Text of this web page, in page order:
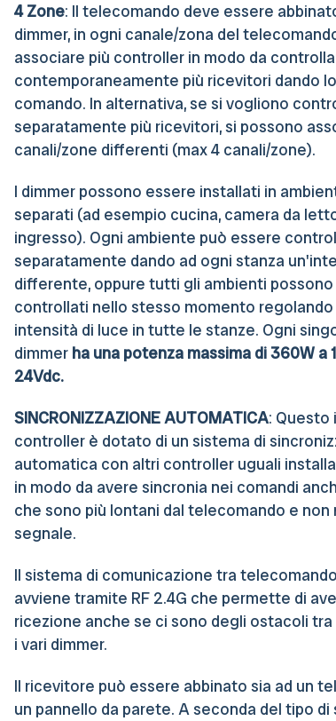
4 Zone: Il telecomando deve essere
dimmer, in ogni canale/zona del
associare più controller in modo da
contemporaneamente più ricevitori dando
comando. In alternativa, se si vogliono
separatamente più ricevitori, si possono
canali/zone differenti (max 4 canali/zone).
I dimmer possono essere installati in
separati (ad esempio cucina, camera da
ingresso). Ogni ambiente può essere
separatamente dando ad ogni stanza
differente, oppure tutti gli ambienti
controllati nello stesso momento regolando
intensità di luce in tutte le stanze. Ogni
dimmer ha una potenza massima di 360W a
24Vdc.
SINCRONIZZAZIONE AUTOMATICA: Questo
controller è dotato di un sistema di
automatica con altri controller uguali
in modo da avere sincronia nei comandi
che sono più lontani dal telecomando e non
segnale.
Il sistema di comunicazione tra
avviene tramite RF 2.4G che permette di
ricezione anche se ci sono degli ostacoli
i vari dimmer.
Il ricevitore può essere abbinato sia ad un
un pannello da parete. A seconda del tipo di